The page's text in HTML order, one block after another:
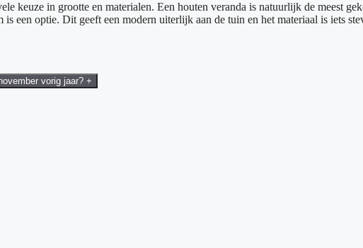
keuze in grootte en materialen. Een houten veranda is natuurlijk de meest
een optie. Dit geeft een modern uiterlijk aan de tuin en het materiaal is iets
vorig jaar? +